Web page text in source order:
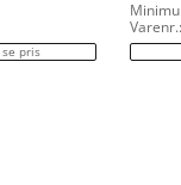
pris